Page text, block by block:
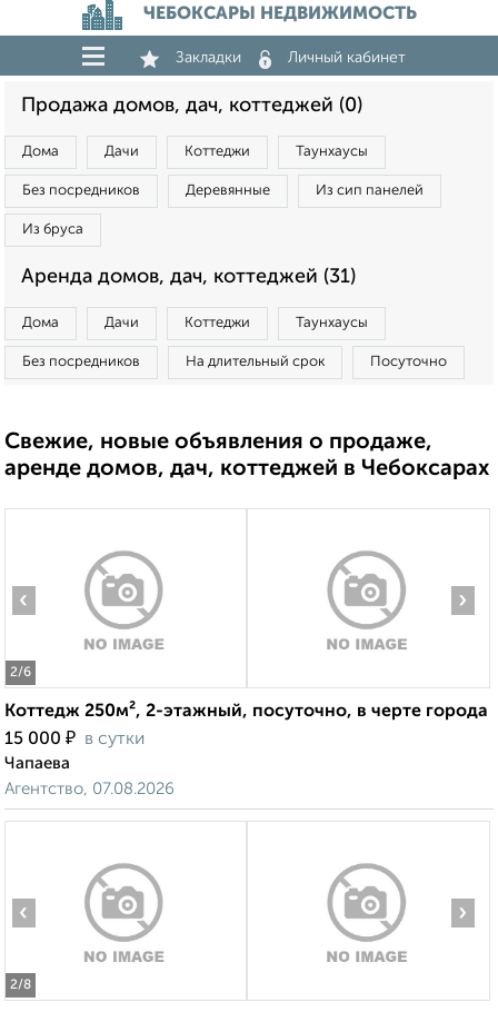
ЧЕБОКСАРЫ НЕДВИЖИМОСТЬ
Закладки Личный кабинет
Продажа домов, дач, коттеджей (0)
Дома Дачи Коттеджи Таунхаусы
Без посредников Деревянные Из сип панелей
Из бруса
Аренда домов, дач, коттеджей (31)
Дома Дачи Коттеджи Таунхаусы
Без посредников На длительный срок Посуточно
Свежие, новые объявления о продаже,
аренде домов, дач, коттеджей в Чебоксарах
2/6
‹ ›
Коттедж 250м², 2-этажный, посуточно, в черте города
15 000 ₽ в сутки
Чапаева
Агентство, 07.08.2026
2/8
‹ ›